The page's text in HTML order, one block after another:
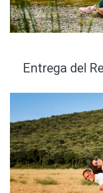
Entrega del